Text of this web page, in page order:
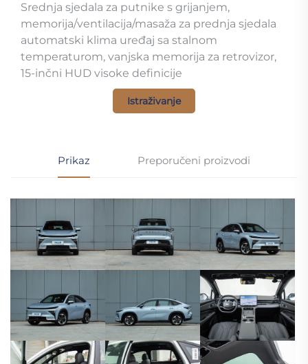
Srednja sjedala za putnike s grijanjem,
memorija/ventilacija/masaža za prednja sjedala
automatski klima uređaj sa stalnom
temperaturom, vanjska memorija za retrovizor,
15-inčni HUD visoke definicije
Istraživanje
Prikaz Preporučeni proizvodi